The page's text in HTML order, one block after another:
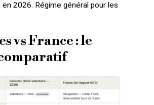
en 2026. Régime général pour les
vs France : le